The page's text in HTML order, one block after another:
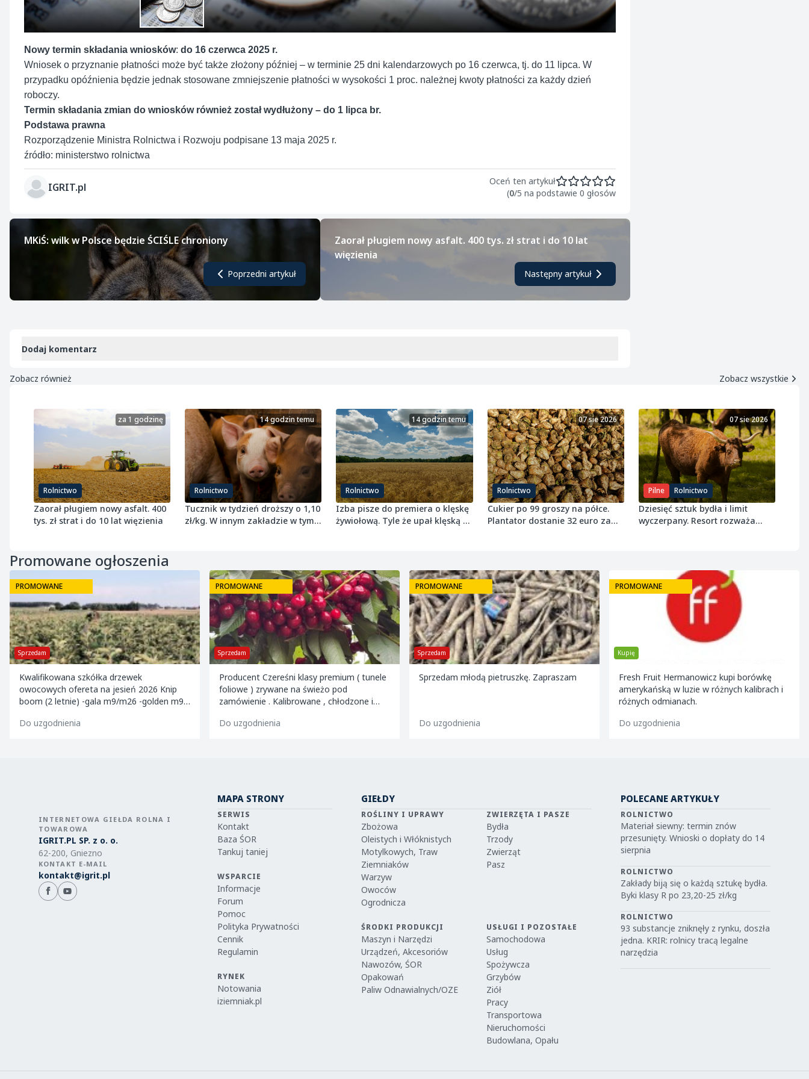
Nowy termin składania wniosków: do 16 czerwca 2025 r.
Wniosek o przyznanie płatności może być także złożony później – w terminie 25 dni kalendarzowych po 16 czerwca, tj. do 11 lipca. W
przypadku opóźnienia będzie jednak stosowane zmniejszenie płatności w wysokości 1 proc. należnej kwoty płatności za każdy dzień
roboczy.
Termin składania zmian do wniosków również został wydłużony – do 1 lipca br.
Podstawa prawna
Rozporządzenie Ministra Rolnictwa i Rozwoju podpisane 13 maja 2025 r.
źródło: ministerstwo rolnictwa
IGRIT.pl
Oceń ten artykuł
(0/5 na podstawie 0 głosów
MKiŚ: wilk w Polsce będzie ŚCIŚLE chroniony
Poprzedni artykuł
Zaorał pługiem nowy asfalt. 400 tys. zł strat i do 10 lat
więzienia
Następny artykuł
Dodaj komentarz
Zobacz również Zobacz wszystkie
Rolnictwo
za 1 godzinę
Zaorał pługiem nowy asfalt. 400
tys. zł strat i do 10 lat więzienia
Rolnictwo
14 godzin temu
Tucznik w tydzień droższy o 1,10
zł/kg. W innym zakładzie w tym
Rolnictwo
14 godzin temu
Izba pisze do premiera o klęskę
żywiołową. Tyle że upał klęską w
Rolnictwo
07 sie 2026
Cukier po 99 groszy na półce.
Plantator dostanie 32 euro za
Pilne Rolnictwo
07 sie 2026
Dziesięć sztuk bydła i limit
wyczerpany. Resort rozważa
Promowane ogłoszenia
Sprzedam
PROMOWANE
Kwalifikowana szkółka drzewek
owocowych ofereta na jesień 2026 Knip
boom (2 letnie) -gala m9/m26 -golden m9 -
m9/m2
Do uzgodnienia
Sprzedam
PROMOWANE
Producent Czereśni klasy premium ( tunele
foliowe ) zrywane na świeżo pod
zamówienie . Kalibrowane , chłodzone i
Do uzgodnienia
Sprzedam
PROMOWANE
Sprzedam młodą pietruszkę. Zapraszam
Do uzgodnienia
Kupię
PROMOWANE
Fresh Fruit Hermanowicz kupi borówkę
amerykańską w luzie w różnych kalibrach i
różnych odmianach.
Do uzgodnienia
INTERNETOWA GIEŁDA ROLNA I
TOWAROWA
IGRIT.PL SP. z o. o.
62-200, Gniezno
KONTAKT E-MAIL
kontakt@igrit.pl
MAPA STRONY
SERWIS
Kontakt
Baza ŚOR
Tankuj taniej
WSPARCIE
Informacje
Forum
Pomoc
Polityka Prywatności
Cennik
Regulamin
RYNEK
Notowania
iziemniak.pl
GIEŁDY
ROŚLINY I UPRAWY
Zbożowa
Oleistych i Włóknistych
Motylkowych, Traw
Ziemniaków
Warzyw
Owoców
Ogrodnicza
ZWIERZĘTA I PASZE
Bydła
Trzody
Zwierząt
Pasz
ŚRODKI PRODUKCJI
Maszyn i Narzędzi
Urządzeń, Akcesoriów
Nawozów, ŚOR
Opakowań
Paliw Odnawialnych/OZE
USŁUGI I POZOSTAŁE
Samochodowa
Usług
Spożywcza
Grzybów
Ziół
Pracy
Transportowa
Nieruchomości
Budowlana, Opału
POLECANE ARTYKUŁY
ROLNICTWO
Materiał siewny: termin znów
przesunięty. Wnioski o dopłaty do 14
sierpnia
ROLNICTWO
Zakłady biją się o każdą sztukę bydła.
Byki klasy R po 23,20-25 zł/kg
ROLNICTWO
93 substancje zniknęły z rynku, doszła
jedna. KRIR: rolnicy tracą legalne
narzędzia